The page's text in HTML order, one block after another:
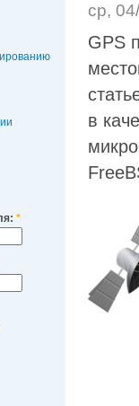
*
ср,
GPS
в